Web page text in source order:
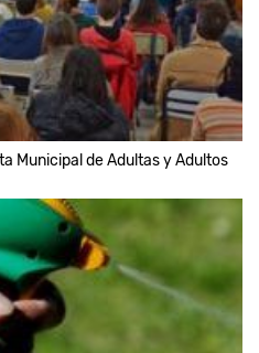
Municipal de Adultas y Adultos